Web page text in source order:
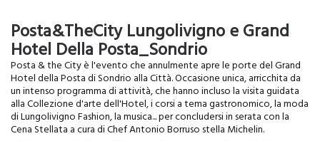
Cascina
Toni
Posta&TheCity Lungolivigno e Grand
Hotel Della Posta_Sondrio
Posta & the City è l'evento che annulmente apre le porte del Grand
Hotel della Posta di Sondrio alla Città. Occasione unica, arricchita da
un intenso programma di attività, che hanno incluso la visita guidata
alla Collezione d'arte dell'Hotel, i corsi a tema gastronomico, la moda
di Lungolivigno Fashion, la musica... per concludersi in serata con la
Cena Stellata a cura di Chef Antonio Borruso stella Michelin.